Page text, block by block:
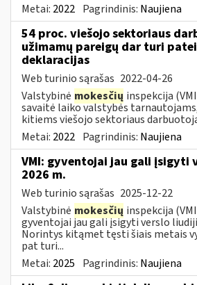
Metai: 2022 Pagrindinis: Naujiena
54 proc. viešojo sektoriaus
užimamų pareigų dar turi
deklaracijas
Web turinio sąrašas 2022-04-26
Valstybinė mokesčių inspekcija
savaitė laiko valstybės
kitiems viešojo sektoriaus
Metai: 2022 Pagrindinis: Naujiena
VMI: gyventojai jau gali įsigyti
2026 m.
Web turinio sąrašas 2025-12-22
Valstybinė mokesčių inspekcija
gyventojai jau gali įsigyti verslo
Norintys kitąmet tęsti šiais metais
pat turi...
Metai: 2025 Pagrindinis: Naujiena